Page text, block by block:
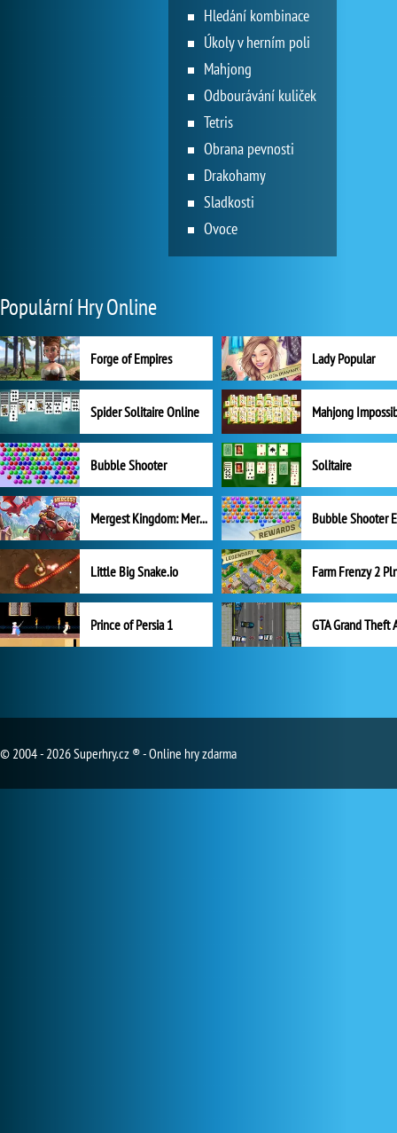
Hledání kombinace
Úkoly v herním poli
Mahjong
Odbourávání kuliček
Tetris
Obrana pevnosti
Drakohamy
Sladkosti
Ovoce
Populární Hry Online
Forge of Empires Lady Popular
Spider Solitaire Online Mahjong
Bubble Shooter Solitaire
Mergest Kingdom: Merge Puzzle
Little Big Snake.io
Prince of Persia 1 GTA Grand Theft
© 2004 - 2026 Superhry.cz ® - Online hry zdarma